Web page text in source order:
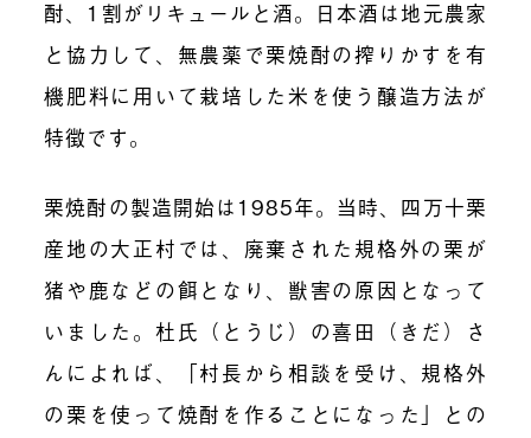
酎、1割がリキュールと酒。日本酒は地元農家
と協力して、無農薬で栗焼酎の搾りかすを有
機肥料に用いて栽培した米を使う醸造方法が
特徴です。
栗焼酎の製造開始は1985年。当時、四万十栗
産地の大正村では、廃棄された規格外の栗が
猪や鹿などの餌となり、獣害の原因となって
いました。杜氏（とうじ）の喜田（きだ）さ
んによれば、「村長から相談を受け、規格外
の栗を使って焼酎を作ることになった」との